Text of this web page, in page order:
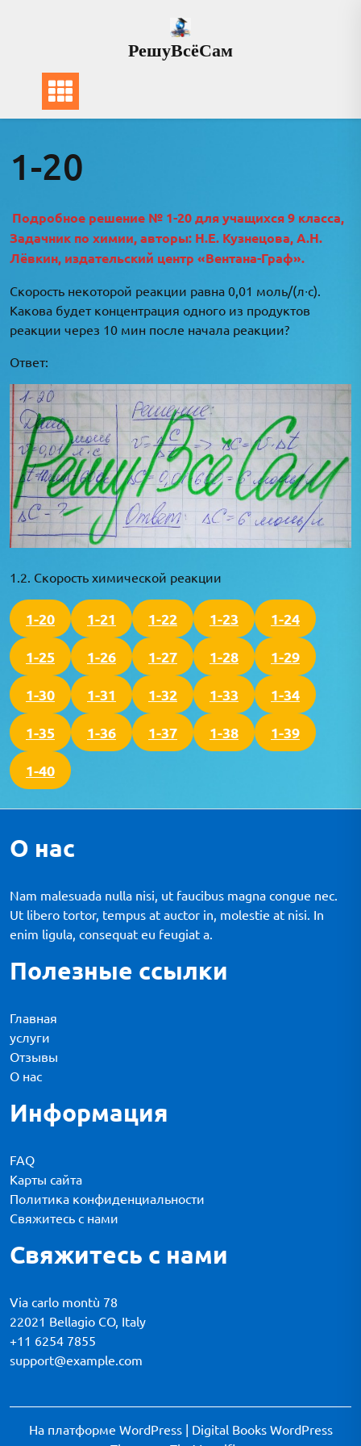
РешуВсёСам
1-20
Подробное решение № 1-20 для учащихся 9 класса,
Задачник по химии, авторы: Н.Е. Кузнецова, А.Н.
Лёвкин, издательский центр «Вентана-Граф».
Скорость некоторой реакции равна 0,01 моль/(л∙с).
Какова будет концентрация одного из продуктов
реакции через 10 мин после начала реакции?
Ответ:
1.2. Скорость химической реакции
1-20 1-21 1-22 1-23 1-24
1-25 1-26 1-27 1-28 1-29
1-30 1-31 1-32 1-33 1-34
1-35 1-36 1-37 1-38 1-39
1-40
О нас
Nam malesuada nulla nisi, ut faucibus magna congue nec.
Ut libero tortor, tempus at auctor in, molestie at nisi. In
enim ligula, consequat eu feugiat a.
Полезные ссылки
Главная
услуги
Отзывы
О нас
Информация
FAQ
Карты сайта
Политика конфиденциальности
Свяжитесь с нами
Свяжитесь с нами
Via carlo montù 78
22021 Bellagio CO, Italy
+11 6254 7855
support@example.com
На платформе WordPress | Digital Books WordPress